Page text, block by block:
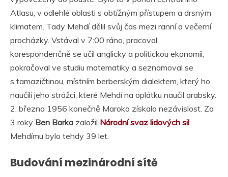
Atlasu, v odlehlé oblasti s obtížným přístupem a drsným
klimatem. Tady Mehdí dělil svůj čas mezi ranní a večerní
procházky. Vstával v 7:00 ráno, pracoval,
korespondenčně se učil anglicky a politickou ekonomii,
pokračoval ve studiu matematiky a seznamoval se
s tamazičtinou, místním berberským dialektem, který ho
naučili jeho strážci, které Mehdí na oplátku naučil arabsky.
2. března 1956 konečně Maroko získalo nezávislost. Za
3 roky Ben Barka založil Národní svaz lidových sil.
Mehdímu bylo tehdy 39 let.
Budování mezinárodní sítě